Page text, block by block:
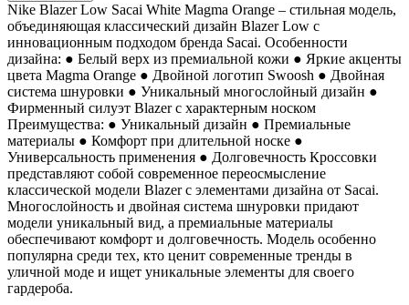
Nike Blazer Low Sacai White Magma Orange – стильная модель,
объединяющая классический дизайн Blazer Low с
инновационным подходом бренда Sacai. Особенности
дизайна: ● Белый верх из премиальной кожи ● Яркие акценты
цвета Magma Orange ● Двойной логотип Swoosh ● Двойная
система шнуровки ● Уникальный многослойный дизайн ●
Фирменный силуэт Blazer с характерным носком
Преимущества: ● Уникальный дизайн ● Премиальные
материалы ● Комфорт при длительной носке ●
Универсальность применения ● Долговечность Кроссовки
представляют собой современное переосмысление
классической модели Blazer с элементами дизайна от Sacai.
Многослойность и двойная система шнуровки придают
модели уникальный вид, а премиальные материалы
обеспечивают комфорт и долговечность. Модель особенно
популярна среди тех, кто ценит современные тренды в
уличной моде и ищет уникальные элементы для своего
гардероба.